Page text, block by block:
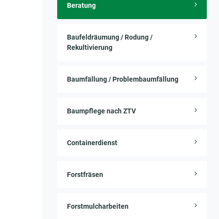
Beratung
Baufeldräumung / Rodung /
Rekultivierung
Baumfällung / Problembaumfällung
Baumpflege nach ZTV
Containerdienst
Forstfräsen
Forstmulcharbeiten